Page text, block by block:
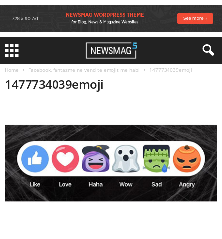
Home Facebook, fantazme ne vend te emojit me habi 1477734039emoji
1477734039emoji